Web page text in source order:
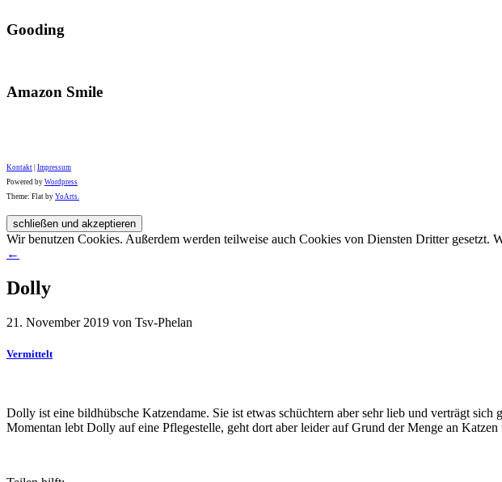
Gooding
Amazon Smile
Kontakt Impressum
Powered by Wordpress
Theme: Flat by YoArts.
Wir benutzen Cookies. Außerdem werden teilweise auch Cookies von Diensten Dritter gesetzt.
←
Dolly
21. November 2019 von Tsv-Phelan
Vermittelt
Dolly ist eine bildhübsche Katzendame. Sie ist etwas schüchtern aber sehr lieb und verträgt sich
Momentan lebt Dolly auf eine Pflegestelle, geht dort aber leider auf Grund der Menge an